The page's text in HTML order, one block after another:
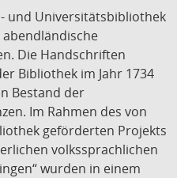
und Universitätsbibliothek
Die Handschriften
Bibliothek im Jahr 1734
Bestand der
Im Rahmen des von
geförderten Projekts
volkssprachlichen
wurden in einem